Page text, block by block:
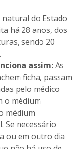
natural do Estado
há 28 anos, dos
sendo 20
assim:As
ficha, passam
pelo médico
o médium
médium
Se necessário
ou em outro dia